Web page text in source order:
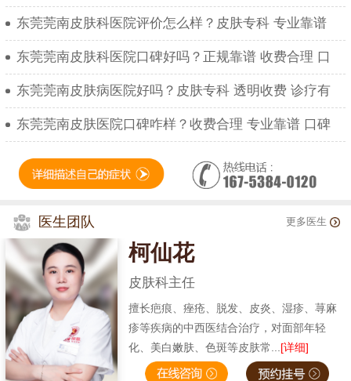
东莞莞南皮肤科医院评价怎么样？皮肤专科 专业靠谱
东莞莞南皮肤科医院口碑好吗？正规靠谱 收费合理 口
东莞莞南皮肤病医院好吗？皮肤专科 透明收费 诊疗有
东莞莞南皮肤医院口碑咋样？收费合理 专业靠谱 口碑
医生团队 更多医生
柯仙花
皮肤科主任
擅长疤痕、痤疮、脱发、皮炎、湿疹、荨麻
疹等疾病的中西医结合治疗，对面部年轻
化、美白嫩肤、色斑等皮肤常... [详细]